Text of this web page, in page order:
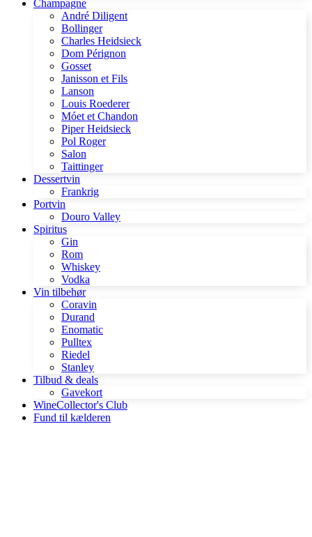
Champagne
André Diligent
Bollinger
Charles Heidsieck
Dom Pérignon
Gosset
Janisson et Fils
Lanson
Louis Roederer
Móet et Chandon
Piper Heidsieck
Pol Roger
Salon
Taittinger
Dessertvin
Frankrig
Portvin
Douro Valley
Spiritus
Gin
Rom
Whiskey
Vodka
Vin tilbehør
Coravin
Durand
Enomatic
Pulltex
Riedel
Stanley
Tilbud & deals
Gavekort
WineCollector's Club
Fund til kælderen